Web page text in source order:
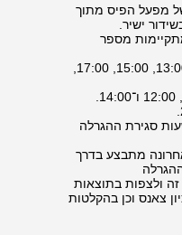
מפעל הפיס מתוך
ישיר.
מספר
סגירת ההגרלה
מתבצע בדרך
ולצפות בתוצאות
צאנס וכן בהקלטות